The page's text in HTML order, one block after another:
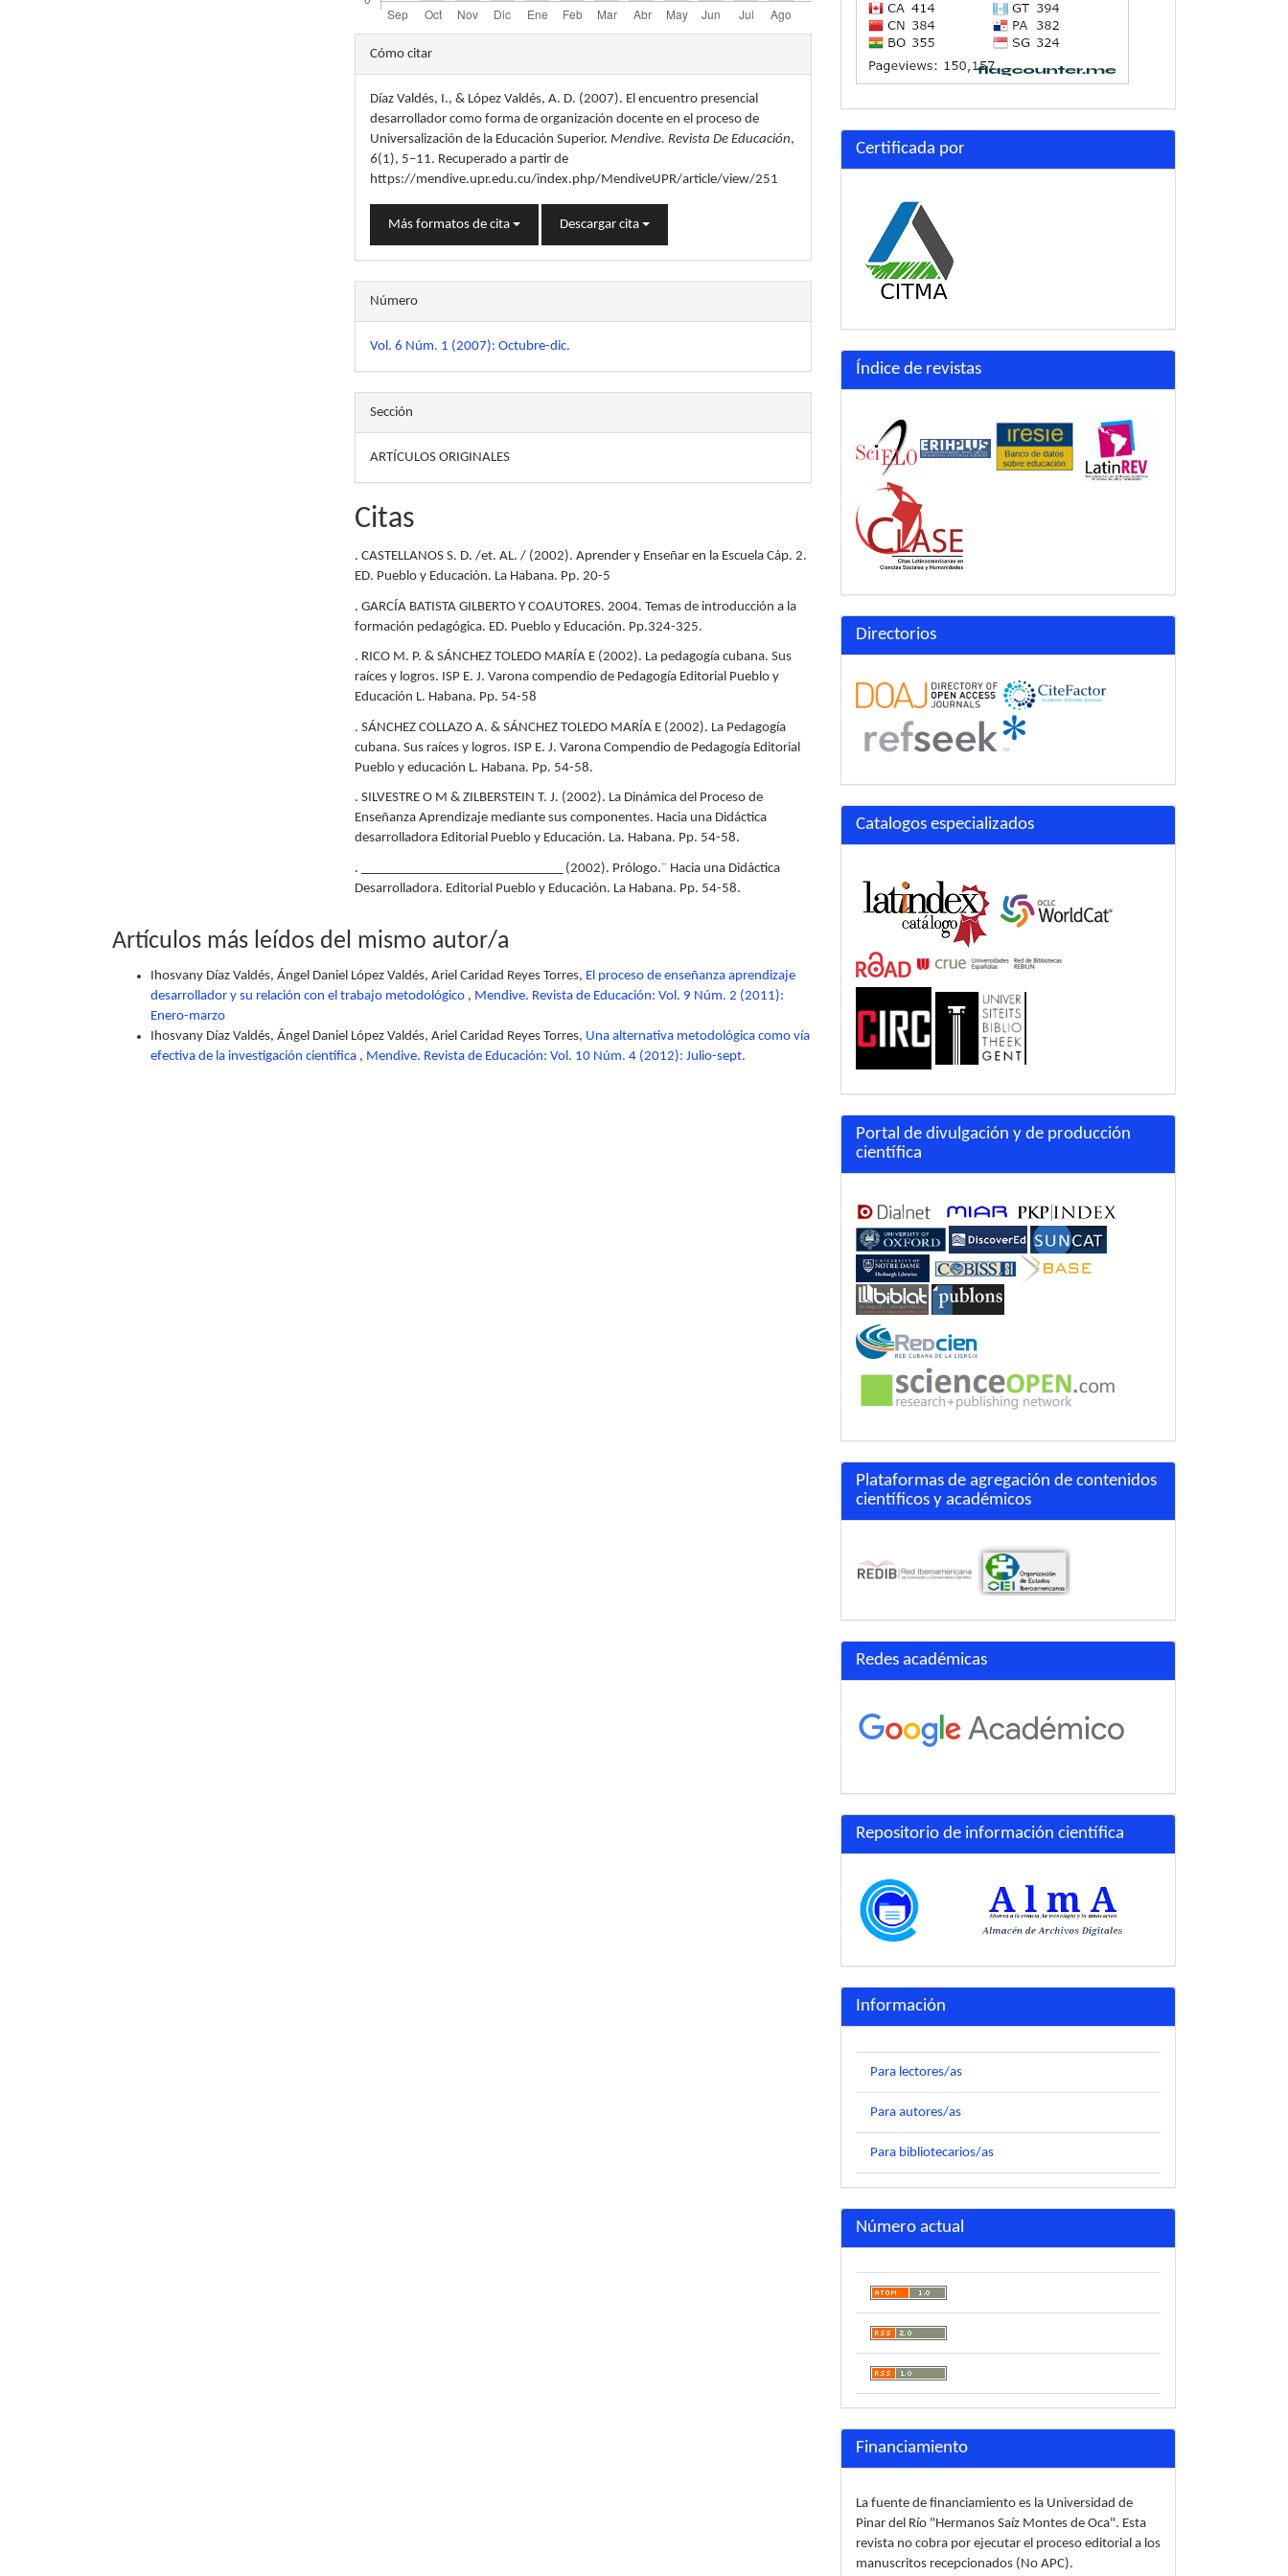
Detalles
del
artículo
Cómo citar
Díaz Valdés, I., & López Valdés, A. D. (2007). El encuentro presencial
desarrollador como forma de organización docente en el proceso de
Universalización de la Educación Superior.Mendive. Revista De Educación,
6(1), 5–11. Recuperado a partir de
https://mendive.upr.edu.cu/index.php/MendiveUPR/article/view/251
Más formatos de cita Descargar cita
Número
Vol. 6 Núm. 1 (2007): Octubre-dic.
Sección
ARTÍCULOS ORIGINALES
Citas
. CASTELLANOS S. D. /et. AL. / (2002). Aprender y Enseñar en la Escuela Cáp. 2.
ED. Pueblo y Educación. La Habana. Pp. 20-5
. GARCÍA BATISTA GILBERTO Y COAUTORES. 2004. Temas de introducción a la
formación pedagógica. ED. Pueblo y Educación. Pp.324-325.
. RICO M. P. & SÁNCHEZ TOLEDO MARÍA E (2002). La pedagogía cubana. Sus
raíces y logros. ISP E. J. Varona compendio de Pedagogía Editorial Pueblo y
Educación L. Habana. Pp. 54-58
. SÁNCHEZ COLLAZO A. & SÁNCHEZ TOLEDO MARÍA E (2002). La Pedagogía
cubana. Sus raíces y logros. ISP E. J. Varona Compendio de Pedagogía Editorial
Pueblo y educación L. Habana. Pp. 54-58.
. SILVESTRE O M & ZILBERSTEIN T. J. (2002). La Dinámica del Proceso de
Enseñanza Aprendizaje mediante sus componentes. Hacia una Didáctica
desarrolladora Editorial Pueblo y Educación. La. Habana. Pp. 54-58.
. ______________________________ (2002). Prólogo.¨ Hacia una Didáctica
Desarrolladora. Editorial Pueblo y Educación. La Habana. Pp. 54-58.
Artículos más leídos del mismo autor/a
Ihosvany Díaz Valdés, Ángel Daniel López Valdés, Ariel Caridad Reyes Torres, El proceso de enseñanza aprendizaje
desarrollador y su relación con el trabajo metodológico , Mendive. Revista de Educación: Vol. 9 Núm. 2 (2011):
Enero-marzo
Ihosvany Díaz Valdés, Ángel Daniel López Valdés, Ariel Caridad Reyes Torres, Una alternativa metodológica como vía
efectiva de la investigación científica , Mendive. Revista de Educación: Vol. 10 Núm. 4 (2012): Julio-sept.
Certificada por
Índice de revistas
Directorios
Catalogos especializados
Portal de divulgación y de producción
científica
Plataformas de agregación de contenidos
científicos y académicos
Redes académicas
Repositorio de información científica
Información
Para lectores/as
Para autores/as
Para bibliotecarios/as
Número actual
Financiamiento
La fuente de financiamiento es la Universidad de
Pinar del Río "Hermanos Saíz Montes de Oca". Esta
revista no cobra por ejecutar el proceso editorial a los
manuscritos recepcionados (No APC).